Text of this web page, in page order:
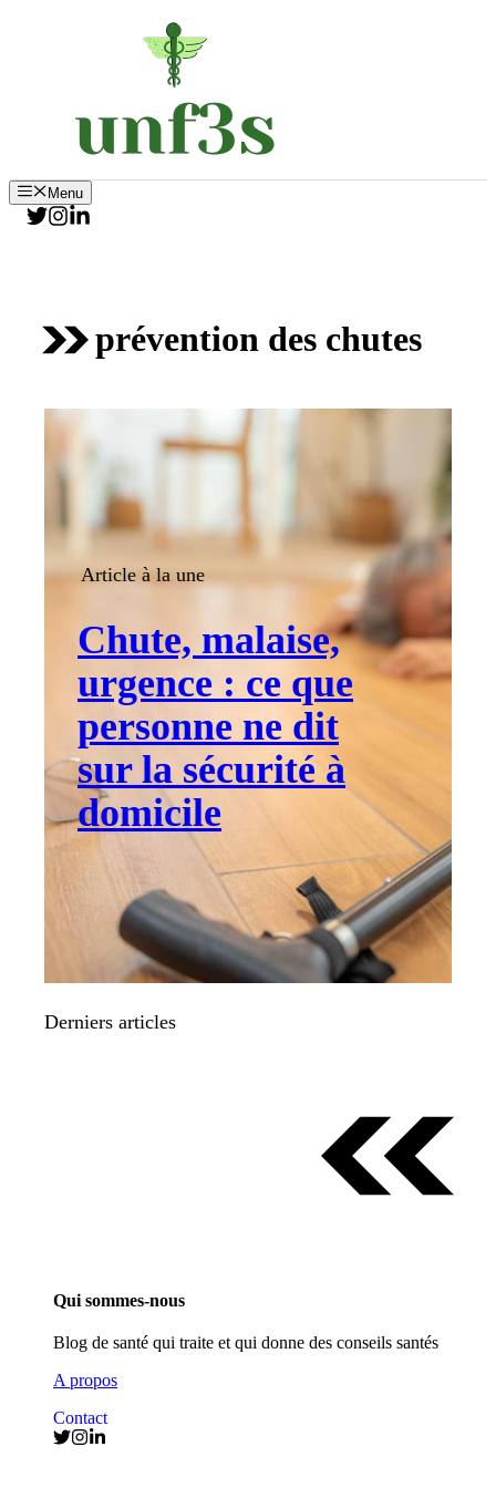
Menu
prévention des chutes
Article à la une
Chute, malaise,
urgence : ce que
personne ne dit
sur la sécurité à
domicile
Derniers articles
Qui sommes-nous
Blog de santé qui traite et qui donne des conseils santés
A propos
Contact